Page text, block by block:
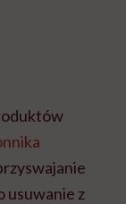
usuwanie z